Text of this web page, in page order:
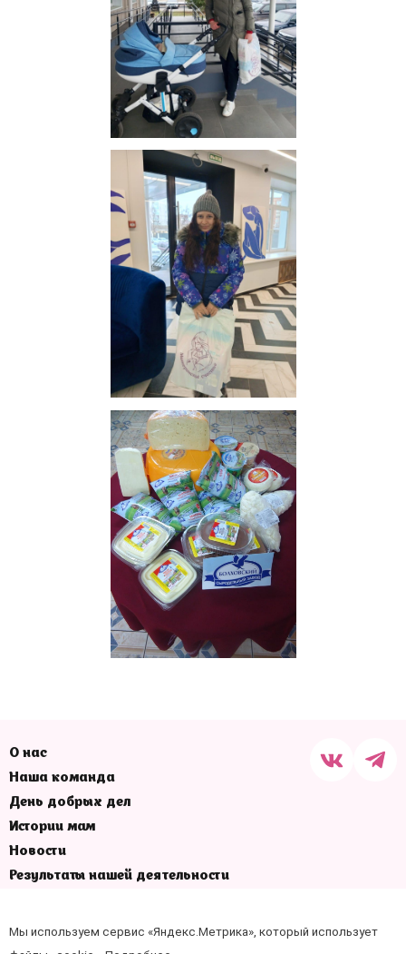
О нас
Наша команда
День добрых дел
Истории мам
Новости
Результаты нашей деятельности
Наши контакты
+7 (4862) 78-00-88
Мы используем сервис «Яндекс.Метрика», который использует